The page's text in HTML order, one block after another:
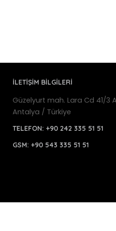
İLETİŞİM BİLGİLERİ
Güzelyurt mah. Lara Cd 41/3
Antalya / Türkiye
TELEFON:+90 242 335 51 51
GSM:+90 543 335 51 51